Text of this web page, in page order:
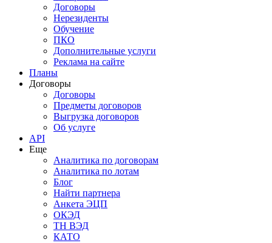
Договоры
Нерезиденты
Обучение
ПКО
Дополнительные услуги
Реклама на сайте
Планы
Договоры
Договоры
Предметы договоров
Выгрузка договоров
Об услуге
API
Еще
Аналитика по договорам
Аналитика по лотам
Блог
Найти партнера
Анкета ЭЦП
ОКЭД
ТН ВЭД
КАТО